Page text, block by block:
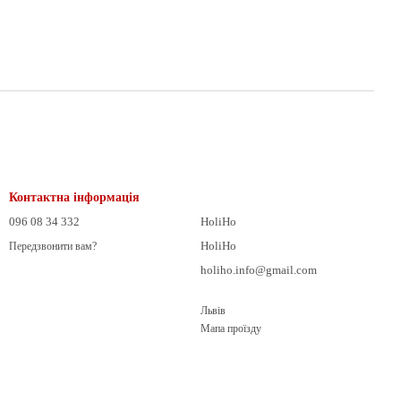
Контактна інформація
096 08 34 332
Передзвонити вам?
HoliHo
HoliHo
holiho.info@gmail.com
Львів
Мапа проїзду